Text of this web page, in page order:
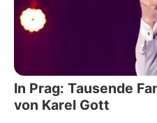
In Prag: Tausende
von Karel Gott